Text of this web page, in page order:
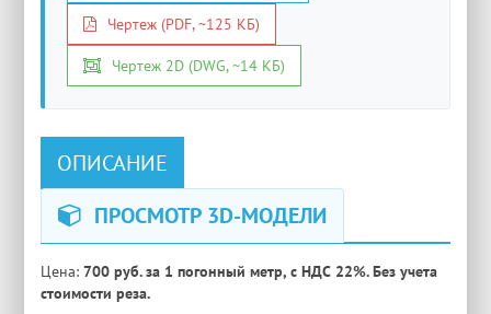
Чертеж (PDF, ~125 КБ)
Чертеж 2D (DWG, ~14 КБ)
ОПИСАНИЕ
ПРОСМОТР 3D-МОДЕЛИ
Цена:700 руб. за 1 погонный метр, с НДС 22%. Без учета
стоимости реза.